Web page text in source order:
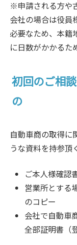
※申請される方や
会社の場合は役員
必要なため、本籍
に日数がかかるた
初回のご相
の
自動車商の取得に
うな資料を持参頂
ご本人様確認
営業所とする
のコピー
会社で自動車
全部証明書（